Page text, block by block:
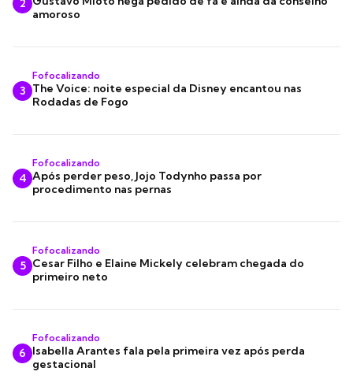
2
amoroso
3
Fofocalizando
The Voice: noite especial da Disney encantou nas
Rodadas de Fogo
4
Fofocalizando
Após perder peso, Jojo Todynho passa por
procedimento nas pernas
5
Fofocalizando
Cesar Filho e Elaine Mickely celebram chegada do
primeiro neto
6
Fofocalizando
Isabella Arantes fala pela primeira vez após perda
gestacional